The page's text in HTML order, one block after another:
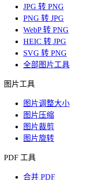
JPG 转 PNG
PNG 转 JPG
WebP 转 PNG
HEIC 转 JPG
SVG 转 PNG
全部图片工具
图片工具
图片调整大小
图片压缩
图片裁剪
图片旋转
PDF 工具
合并 PDF